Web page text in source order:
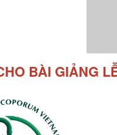
BÀI GIẢNG